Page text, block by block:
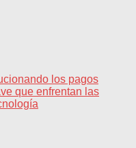
los pagos
que enfrentan las